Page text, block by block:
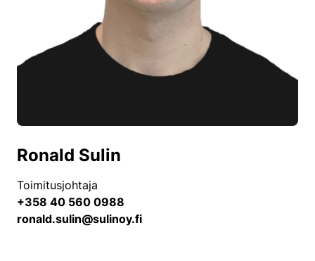
Ronald Sulin
Toimitusjohtaja
+358 40 560 0988
ronald.sulin@sulinoy.fi